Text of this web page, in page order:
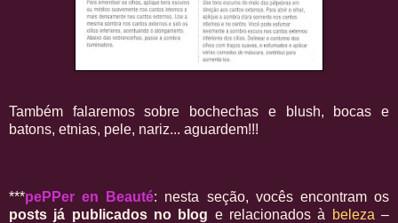
Também falaremos sobre bochechas e blush, bocas e
batons, etnias, pele, nariz... aguardem!!!
***pePPer en Beauté: nesta seção, vocês encontram os
posts já publicados no blog e relacionados à beleza –